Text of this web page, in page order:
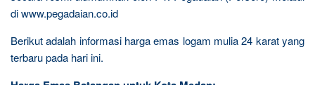
di www.pegadaian.co.id
Berikut adalah informasi harga emas logam mulia 24 karat yang
terbaru pada hari ini.